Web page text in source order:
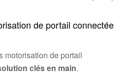
de portail connectée
motorisation de portail
clés en main.